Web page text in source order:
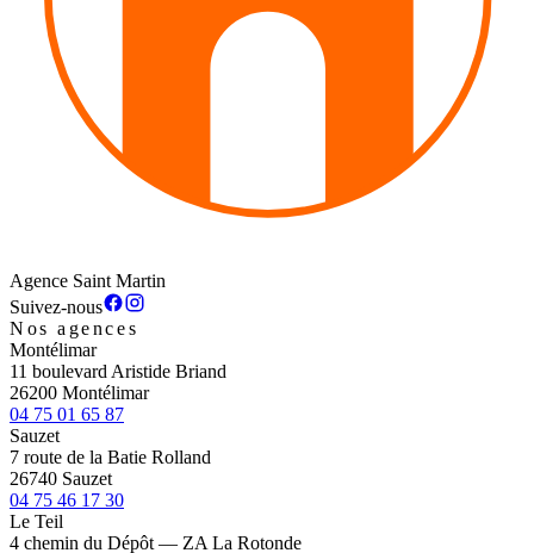
Agence Saint Martin
Suivez-nous
Nos agences
Montélimar
11 boulevard Aristide Briand
26200 Montélimar
04 75 01 65 87
Sauzet
7 route de la Batie Rolland
26740 Sauzet
04 75 46 17 30
Le Teil
4 chemin du Dépôt — ZA La Rotonde